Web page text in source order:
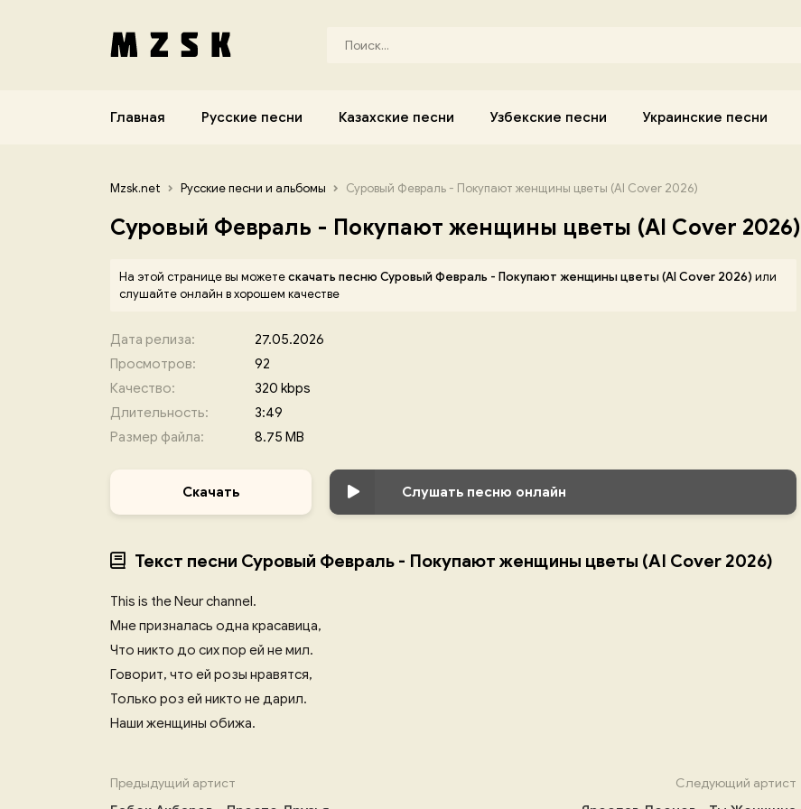
Главная Русские песни Казахские песни Узбекские песни Украинские песни
Mzsk.net Русские песни и альбомы Суровый Февраль - Покупают женщины цветы (AI Cover 2026)
Суровый Февраль - Покупают женщины цветы (AI Cover 2026)
На этой странице вы можетескачать песню Суровый Февраль - Покупают женщины цветы (AI Cover 2026)или
слушайте онлайн в хорошем качестве
Дата релиза:
27.05.2026
Просмотров:
92
Качество:
320 kbps
Длительность:
3:49
Размер файла:
8.75 MB
Скачать Слушать песню онлайн
Текст песни Суровый Февраль - Покупают женщины цветы (AI Cover 2026)
This is the Neur channel.
Мне призналась одна красавица,
Что никто до сих пор ей не мил.
Говорит, что ей розы нравятся,
Только роз ей никто не дарил.
Наши женщины обижа.
Предыдущий артист Следующий артист